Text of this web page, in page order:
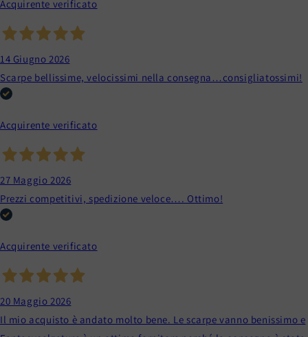
Acquirente verificato
14 Giugno 2026
Scarpe bellissime, velocissimi nella consegna…consigliatossimi!
Acquirente verificato
27 Maggio 2026
Prezzi competitivi, spedizione veloce…. Ottimo!
Acquirente verificato
20 Maggio 2026
Il mio acquisto è andato molto bene. Le scarpe vanno benissimo e